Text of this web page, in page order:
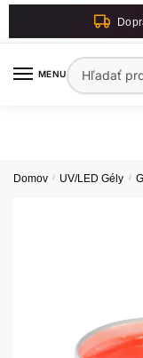
Skip
Skip
MENUHľadať:
Domov / UV/LED Gély /